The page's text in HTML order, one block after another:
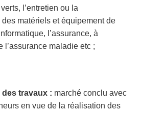
l’entretien ou la
matériels et équipement de
l’assurance, à
l’assurance maladie etc ;
des travaux : marché conclu avec
en vue de la réalisation des